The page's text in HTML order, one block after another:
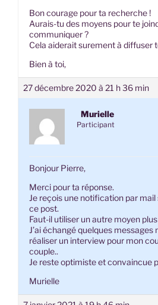
Bon courage pour ta recherche !
Aurais-tu des moyens pour te
communiquer ?
Cela aiderait surement à diffuser
Bien à toi,
27 décembre 2020 à 21 h 36 min
Murielle
Participant
Bonjour Pierre,
Merci pour ta réponse.
Je reçois une notification par mail
ce post.
Faut-il utiliser un autre moyen
J’ai échangé quelques messages
réaliser un interview pour mon
couple..
Je reste optimiste et convaincue
Murielle